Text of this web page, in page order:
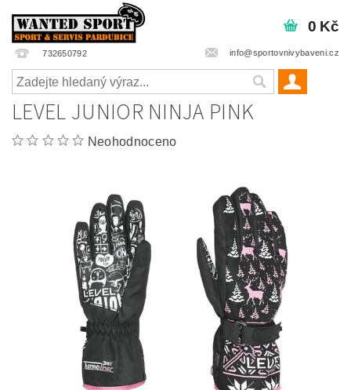
732650792 info@sportovnivybaveni.cz
0 Kč
LEVEL JUNIOR NINJA PINK
Neohodnoceno